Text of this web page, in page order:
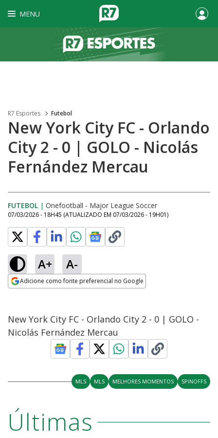
MENU
R7 Esportes Futebol
New York City FC - Orlando
City 2 - 0 | GOLO - Nicolás
Fernández Mercau
FUTEBOL | Onefootball - Major League Soccer
07/03/2026 - 18H45 (ATUALIZADO EM 07/03/2026 - 19H01)
A+ A-
Adicione como fonte preferencial no Google
New York City FC - Orlando City 2 - 0 | GOLO -
Nicolás Fernández Mercau
MLS MLS MELHORES MOMENTOS SPINOFFS
Últimas